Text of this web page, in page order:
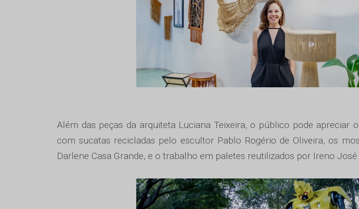
Além das peças da arquiteta Luciana Teixeira, o público pode apreciar
com sucatas recicladas pelo escultor Pablo Rogério de Oliveira, os
Darlene Casa Grande, e o trabalho em paletes reutilizados por Ireno